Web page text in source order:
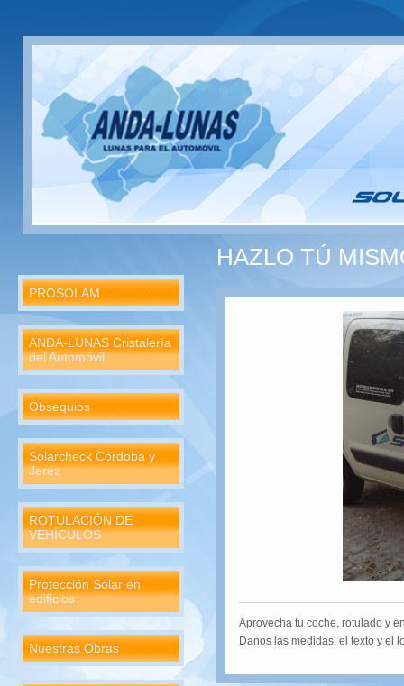
PROSOLAM
ANDA-LUNAS Cristalería
del Automóvil
Obsequios
Solarcheck Córdoba y
Jerez
ROTULACIÓN DE
VEHÍCULOS
Protección Solar en
edificios
Nuestras Obras
HAZLO TÚ
Aprovecha tu coche, rotulado y
Danos las medidas, el texto y el